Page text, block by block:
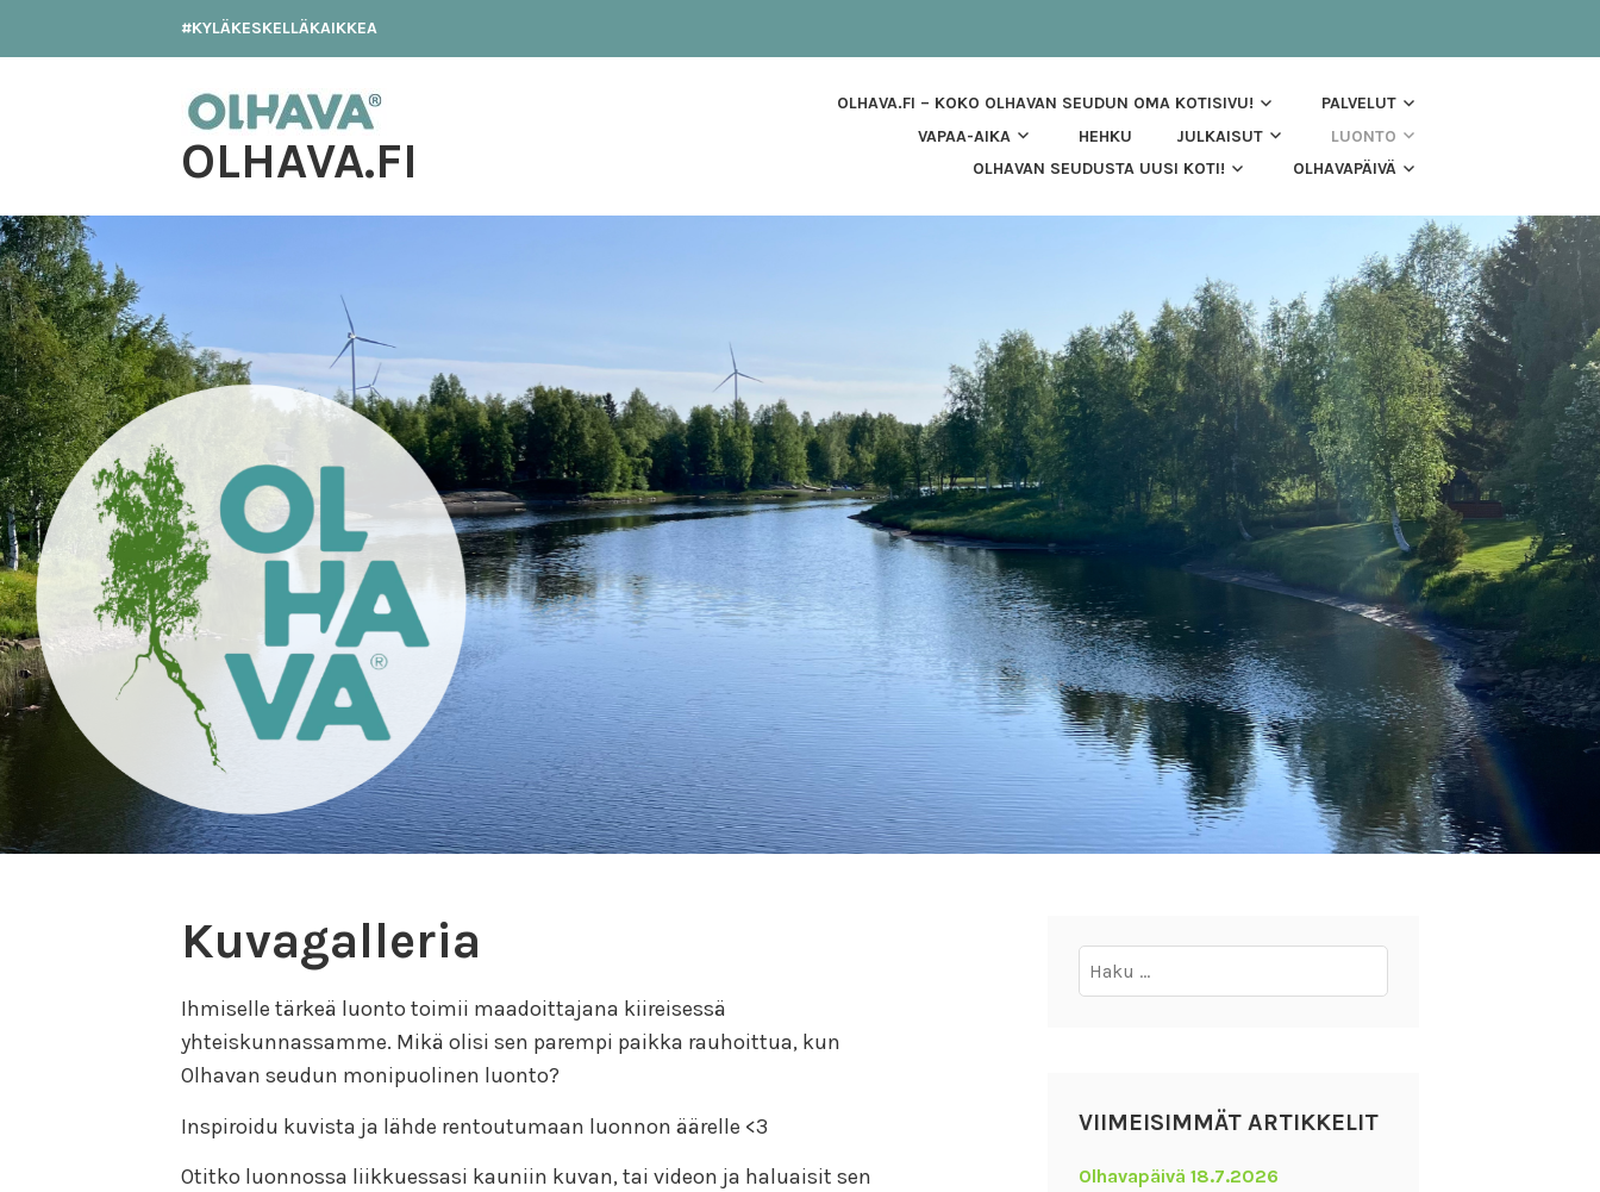
#KYLÄKESKELLÄKAIKKEA
OLHAVA.FI
OLHAVA.FI – KOKO OLHAVAN SEUDUN OMA KOTISIVU!
PALVELUT
VAPAA-AIKA
HEHKU JULKAISUT
LUONTO
OLHAVAN SEUDUSTA UUSI KOTI!
OLHAVAPÄIVÄ
Kuvagalleria
Ihmiselle tärkeä luonto toimii maadoittajana kiireisessä
yhteiskunnassamme. Mikä olisi sen parempi paikka rauhoittua, kun
Olhavan seudun monipuolinen luonto?
Inspiroidu kuvista ja lähde rentoutumaan luonnon äärelle <3
Otitko luonnossa liikkuessasi kauniin kuvan, tai videon ja haluaisit sen
Haku:
VIIMEISIMMÄT ARTIKKELIT
Olhavapäivä 18.7.2026